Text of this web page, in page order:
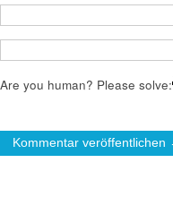
Are you human? Please solve: